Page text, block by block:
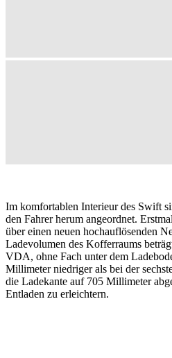
Im komfortablen Interieur des Swift
den Fahrer herum angeordnet.
über einen neuen hochauflösenden
Ladevolumen des Kofferraums
VDA, ohne Fach unter dem
Millimeter niedriger als bei der
die Ladekante auf 705 Millimeter
Entladen zu erleichtern.